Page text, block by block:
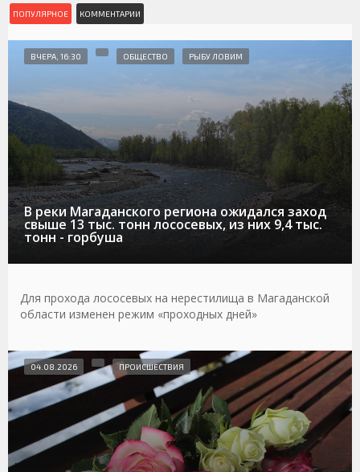
ПОПУЛЯРНОЕ КОММЕНТАРИИ
В реки Магаданского региона ожидался заход
свыше 13 тыс. тонн лососевых, из них 9,4 тыс.
тонн - горбуша
ВЧЕРА, 16:30 ОБЩЕСТВО РЫБУ ЛОВИМ
Для прохода лососевых на нерестилища в Магаданской
области изменен режим «проходных дней»
04.08.2026 ПРОИСШЕСТВИЯ